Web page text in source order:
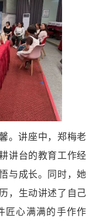
。讲座中，郑梅老
讲台的教育工作经
与成长。同时，她
，生动讲述了自己
匠心满满的手作作